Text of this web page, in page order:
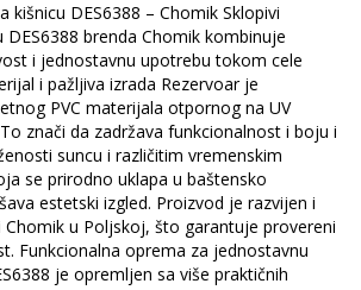
kišnicu DES6388 – Chomik Sklopivi
DES6388 brenda Chomik kombinuje
i jednostavnu upotrebu tokom cele
i pažljiva izrada Rezervoar je
PVC materijala otpornog na UV
znači da zadržava funkcionalnost i boju i
suncu i različitim vremenskim
se prirodno uklapa u baštensko
estetski izgled. Proizvod je razvijen i
Chomik u Poljskoj, što garantuje provereni
Funkcionalna oprema za jednostavnu
je opremljen sa više praktičnih